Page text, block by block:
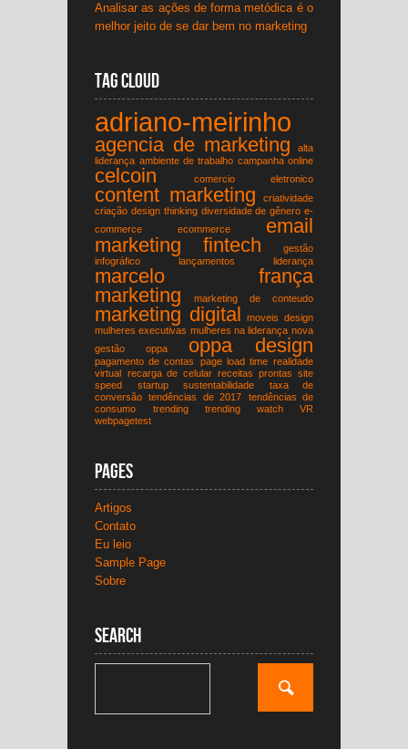
Analisar as ações de forma metódica é o
melhor jeito de se dar bem no marketing
Tag Cloud
adriano-meirinho
agencia de marketing
alta
liderança ambiente de trabalho campanha online
celcoin comercio eletronico
content marketing
criatividade
criação design thinking diversidade de gênero e-
commerce
ecommerce
email
marketing
fintech
gestão
infográfico
lançamentos liderança
marcelo frança
marketing
marketing de conteudo
marketing digital
moveis design
mulheres executivas mulheres na liderança nova
gestão
oppa oppa design
pagamento de contas page load time realidade
virtual
recarga de celular receitas prontas site
speed
startup sustentabilidade
taxa de
conversão
tendências de 2017
tendências de
consumo
trending trending watch
VR
webpagetest
Pages
Artigos
Contato
Eu leio
Sample Page
Sobre
Search